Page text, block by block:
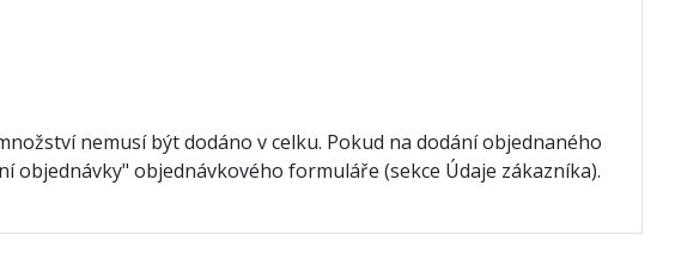
nemusí být dodáno v celku. Pokud na dodání objednaného
objednávkového formuláře (sekce Údaje zákazníka).